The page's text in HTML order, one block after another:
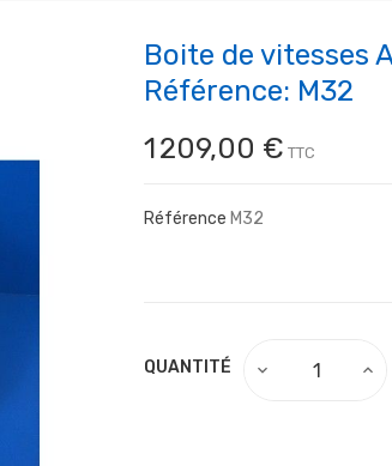
Boite de vitesses
Référence: M32
1 209,00 € TTC
Référence M32
QUANTITÉ